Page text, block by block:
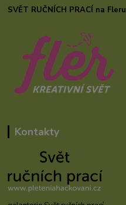
SVĚT RUČNÍCH PRACÍ na Fleru
Kontakty